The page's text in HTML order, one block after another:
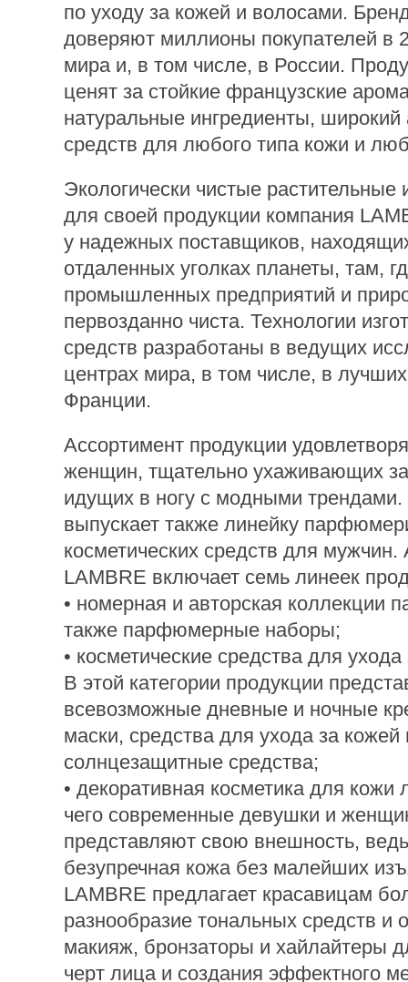
по уходу за кожей и волосами.
доверяют миллионы покупателей в
мира и, в том числе, в России.
ценят за стойкие французские
натуральные ингредиенты, широкий
средств для любого типа кожи и
Экологически чистые растительные
для своей продукции компания
у надежных поставщиков,
отдаленных уголках планеты, там,
промышленных предприятий и
первозданно чиста. Технологии
средств разработаны в ведущих
центрах мира, в том числе, в
Франции.
Ассортимент продукции
женщин, тщательно ухаживающих
идущих в ногу с модными
выпускает также линейку
косметических средств для мужчин.
LAMBRE включает семь линеек
• номерная и авторская коллекции
также парфюмерные наборы;
• косметические средства для
В этой категории продукции
всевозможные дневные и ночные
маски, средства для ухода за кожей
солнцезащитные средства;
• декоративная косметика для
чего современные девушки и
представляют свою внешность,
безупречная кожа без малейших
LAMBRE предлагает красавицам
разнообразие тональных средств и
макияж, бронзаторы и хайлайтеры
черт лица и создания эффектного